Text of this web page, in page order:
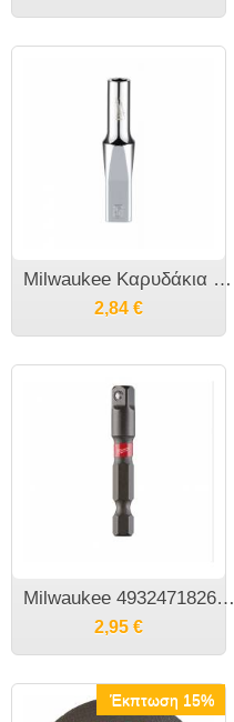
Milwaukee Καρυδάκια Μακριά 1/4"
2,84 €
Milwaukee 4932471826​ Shockwave Adaptor από 1/4" εξάγωνο σε 1/4" τετράγωνο
2,95 €
Έκπτωση 15%